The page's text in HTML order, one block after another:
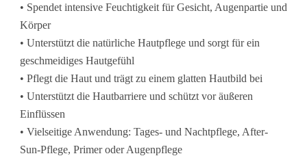
• Spendet intensive Feuchtigkeit für Gesicht, Augenpartie und
Körper
• Unterstützt die natürliche Hautpflege und sorgt für ein
geschmeidiges Hautgefühl
• Pflegt die Haut und trägt zu einem glatten Hautbild bei
• Unterstützt die Hautbarriere und schützt vor äußeren
Einflüssen
• Vielseitige Anwendung: Tages- und Nachtpflege, After-
Sun-Pflege, Primer oder Augenpflege